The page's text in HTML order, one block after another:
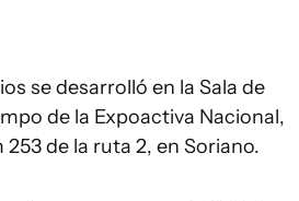
se desarrolló en la Sala de
de la Expoactiva Nacional,
de la ruta 2, en Soriano.